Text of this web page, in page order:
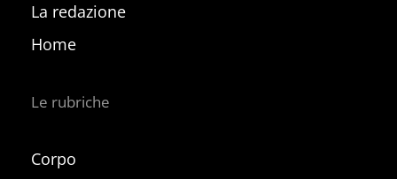
La redazione
Home
Le rubriche
Corpo